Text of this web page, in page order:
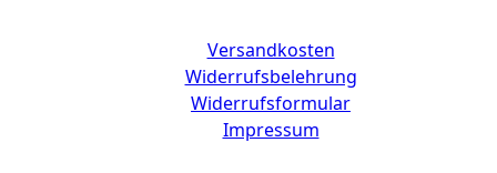
Versandkosten
Widerrufsbelehrung
Widerrufsformular
Impressum